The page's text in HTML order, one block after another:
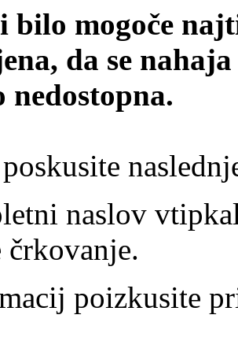
bilo mogoče
da se
nedostopna.
naslov
črkovanje.
poizkusite